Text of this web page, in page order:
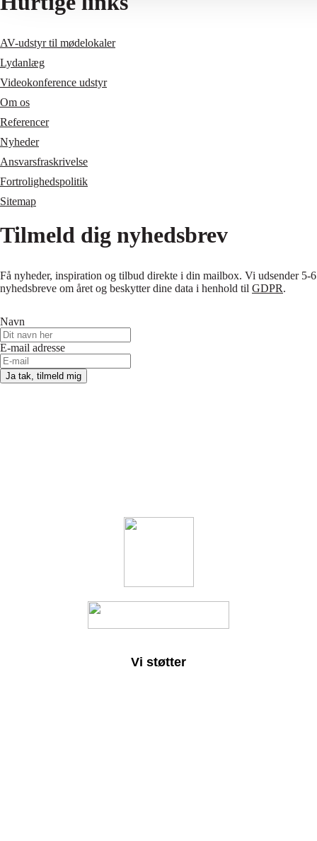
AV-udstyr til mødelokaler
Lydanlæg
Videokonference udstyr
Om os
Referencer
Nyheder
Ansvarsfraskrivelse
Fortrolighedspolitik
Sitemap
Tilmeld dig nyhedsbrev
Få nyheder, inspiration og tilbud direkte i din mailbox. Vi udsender 5-6
nyhedsbreve om året og beskytter dine data i henhold til GDPR.
Navn
E-mail adresse
Ja tak, tilmeld mig
Vi støtter